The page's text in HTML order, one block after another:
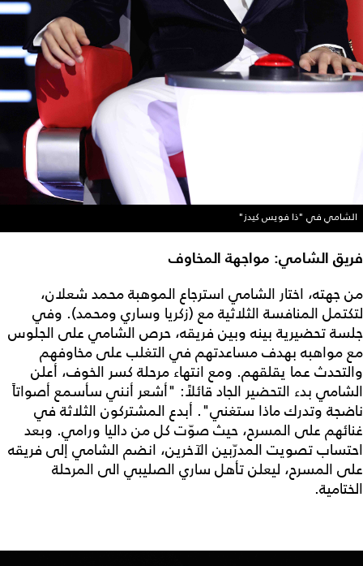
الشامي في "ذا فويس كيدز"
فريق الشامي: مواجهة المخاوف
من جهته، اختار الشامي استرجاع الموهبة محمد شعلان،
لتكتمل المنافسة الثلاثية مع (زكريا وساري ومحمد). وفي
جلسة تحضيرية بينه وبين فريقه، حرص الشامي على الجلوس
مع مواهبه بهدف مساعدتهم في التغلب على مخاوفهم
والتحدث عما يقلقهم. ومع انتهاء مرحلة كسر الخوف، أعلن
الشامي بدء التحضير الجاد قائلاً: "أشعر أنني سأسمع أصواتاً
ناضجة وتدرك ماذا ستغني". أبدع المشتركون الثلاثة في
غنائهم على المسرح، حيث صوّت كل من داليا ورامي. وبعد
احتساب تصويت المدرّبين الآخرين، انضم الشامي إلى فريقه
على المسرح، ليعلن تأهل ساري الصليبي الى المرحلة
الختامية.